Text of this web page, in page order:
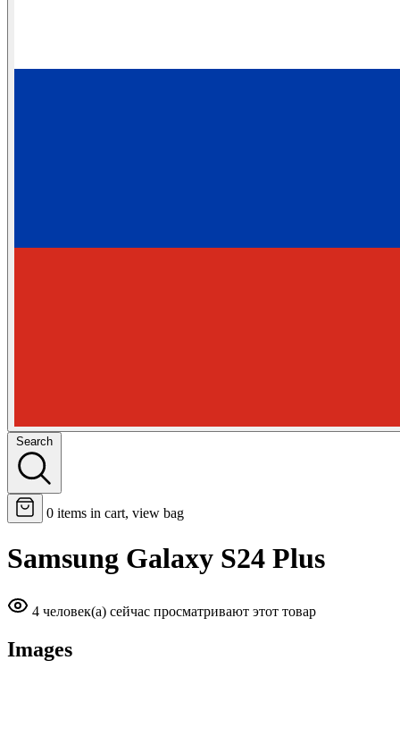
Search
0 items in cart, view bag
Samsung Galaxy S24 Plus
4 человек(а) сейчас просматривают этот товар
Images